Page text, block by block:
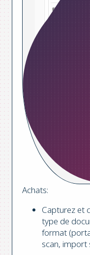
Achats:
Capturez et
type de
format
scan, import